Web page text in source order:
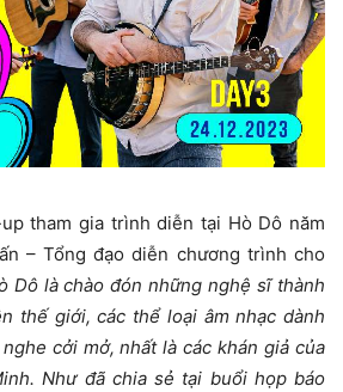
tham gia trình diễn tại Hò Dô năm
– Tổng đạo diễn chương trình cho
Dô là chào đón những nghệ sĩ thành
thế giới, các thể loại âm nhạc dành
cởi mở, nhất là các khán giả của
Như đã chia sẻ tại buổi họp báo